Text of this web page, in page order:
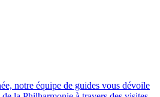
notre équipe de guides vous dévoile